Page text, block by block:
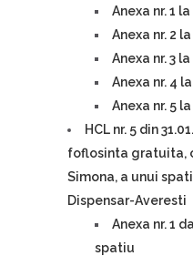
Anexa nr. 1 la
Anexa nr. 2 la
Anexa nr. 3 la
Anexa nr. 4 la
Anexa nr. 5 la
HCL nr. 5 din
foflosinta gratuita,
Simona, a unui
Dispensar-Averesti
Anexa nr. 1
spatiu